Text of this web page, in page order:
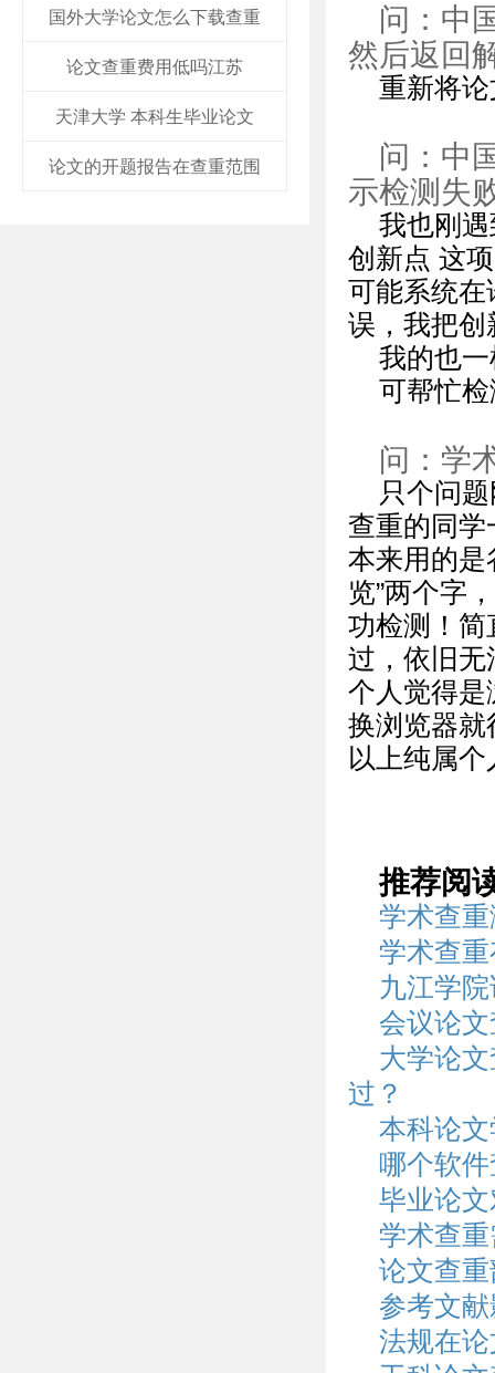
国外大学论文怎么下载查重
论文查重费用低吗江苏
天津大学 本科生毕业论文
论文的开题报告在查重范围
问：中
然后返回
重新将
问：中
示检测失
我也刚
创新点 这
可能系统在
误，我把创
我的也
可帮忙
问：学
只个问
查重的同学
本来用的是
览”两个字
功检测！简
过，依旧无
个人觉得是
换浏览器就
以上纯属
推荐阅
学术查
学术查
九江学
会议论
大学论
过？
本科论
哪个软
毕业论
学术查
论文查
参考文
法规在